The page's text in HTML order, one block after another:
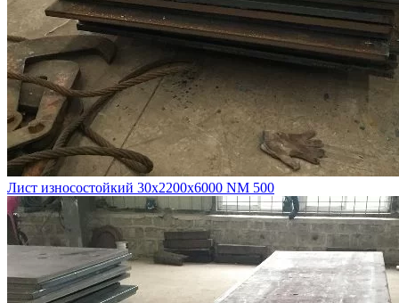
Лист износостойкий 30х2200х6000 NM 500